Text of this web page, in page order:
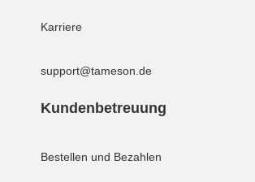
Karriere
support@tameson.de
Kundenbetreuung
Bestellen und Bezahlen